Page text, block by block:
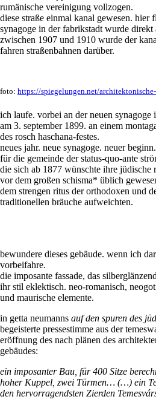
rumänische vereinigung vollzogen.
diese straße einmal kanal gewesen. hier
synagoge in der fabrikstadt wurde direkt
zwischen 1907 und 1910 wurde der
fahren straßenbahnen darüber.
foto: https://spiegelungen.net/
ich laufe. vorbei an der neuen
am 3. september 1899. an einem
des rosch haschana-festes.
neues jahr. neue synagoge. neuer beginn.
für die gemeinde der status-quo-ante
die sich ab 1877 wünschte ihre jüdische
vor dem großen schisma* üblich
dem strengen ritus der orthodoxen und
traditionellen bräuche aufweichten.
bewundere dieses gebäude. wenn ich
vorbeifahre.
die imposante fassade, das
ihr stil eklektisch. neo-romanisch,
und maurische elemente.
in getta neumanns auf den spuren des
begeisterte pressestimme aus der
eröffnung des nach plänen des
gebäudes:
ein imposanter Bau, für 400 Sitze
hoher Kuppel, zwei Türmen… (…) ein
den hervorragendsten Zierden